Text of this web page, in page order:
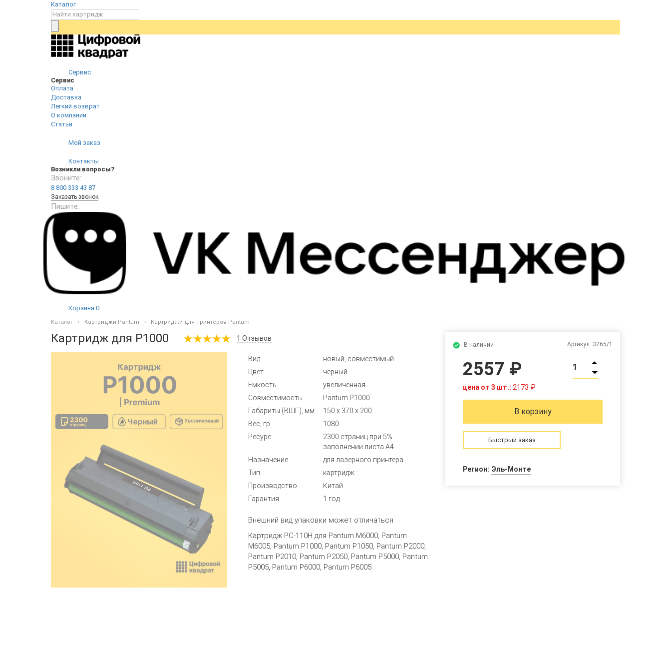
Каталог
Сервис
Сервис
Оплата
Доставка
Легкий возврат
О компании
Статьи
Мой заказ
Контакты
Возникли вопросы?
Звоните:
8 800 333 43 87
Заказать звонок
Пишите:
Корзина 0
Каталог Картриджи Pantum Картриджи для принтеров Pantum
Картридж для P1000 1 Отзывов
Вид
новый, совместимый
Цвет
черный
Емкость
увеличенная
Совместимость
Pantum P1000
Габариты (ВШГ), мм
150 x 370 x 200
Вес, гр
1080
Ресурс
2300 страниц при 5%
заполнении листа А4
Назначение
для лазерного принтера
Тип
картридж
Производство
Китай
Гарантия
1 год
Внешний вид упаковки может отличаться
Картридж PC-110H для Pantum M6000, Pantum
M6005, Pantum P1000, Pantum P1050, Pantum P2000,
Pantum P2010, Pantum P2050, Pantum P5000, Pantum
P5005, Pantum P6000, Pantum P6005
В наличии Артикул: 3265/1
2557 ₽
цена от 3 шт.: 2173 ₽
1
В корзину
Быстрый заказ
Регион: Эль-Монте